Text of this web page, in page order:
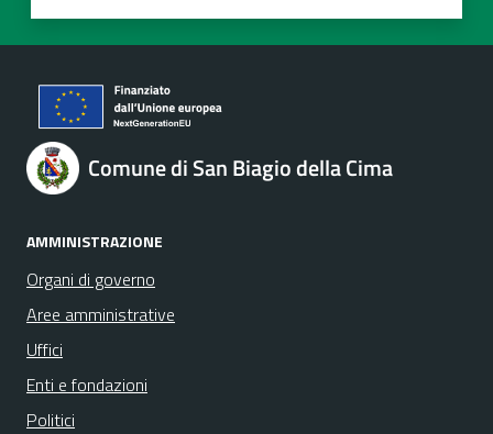
Valuta 5 stelle su 5
Valuta 4 stelle su 5
Valuta 3 stelle su 5
Valuta 2 stelle su 5
Valuta 1 stelle su 5
Comune di San Biagio della Cima
AMMINISTRAZIONE
Organi di governo
Aree amministrative
Uffici
Enti e fondazioni
Politici